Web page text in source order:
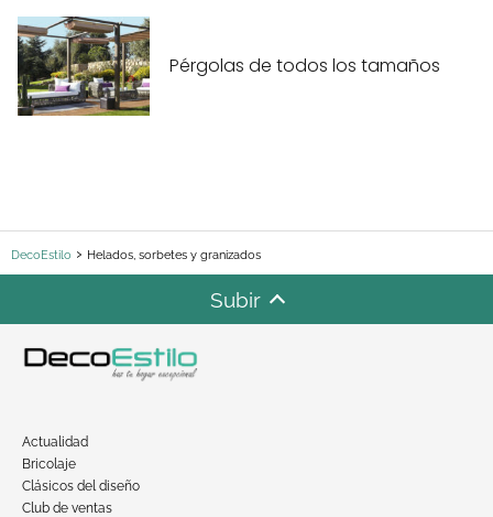
Pérgolas de todos los tamaños
DecoEstilo Helados, sorbetes y granizados
Subir
Actualidad
Bricolaje
Clásicos del diseño
Club de ventas